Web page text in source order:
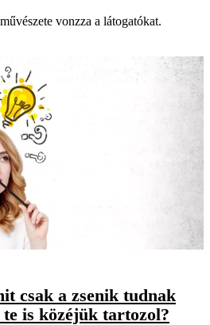
vonzza a látogatókat.
csak a zsenik tudnak
is közéjük tartozol?